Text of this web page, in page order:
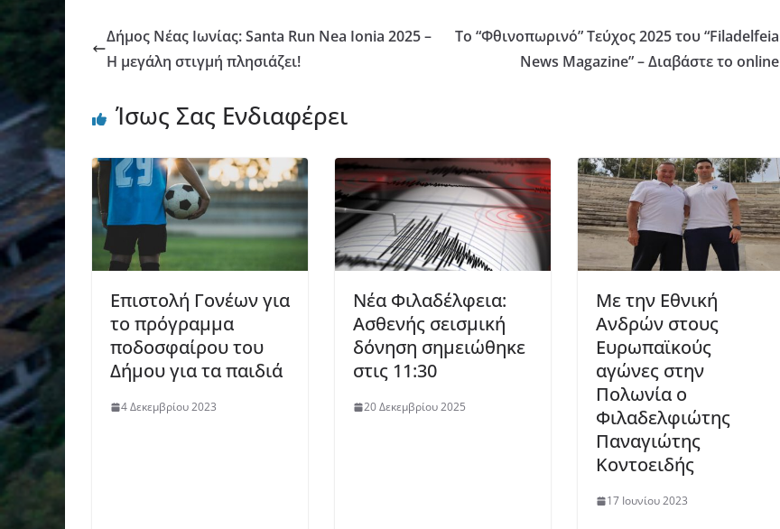
Δήμος Νέας Ιωνίας: Santa Run Nea Ionia 2025 –
Η μεγάλη στιγμή πλησιάζει!
Το “Φθινοπωρινό” Τεύχος 2025 του “Filadelfeia
News Magazine” – Διαβάστε το online
Ίσως Σας Ενδιαφέρει
Επιστολή Γονέων για
το πρόγραμμα
ποδοσφαίρου του
Δήμου για τα παιδιά
4 Δεκεμβρίου 2023
Νέα Φιλαδέλφεια:
Ασθενής σεισμική
δόνηση σημειώθηκε
στις 11:30
20 Δεκεμβρίου 2025
Με την Εθνική
Ανδρών στους
Ευρωπαϊκούς
αγώνες στην
Πολωνία ο
Φιλαδελφιώτης
Παναγιώτης
Κοντοειδής
17 Ιουνίου 2023